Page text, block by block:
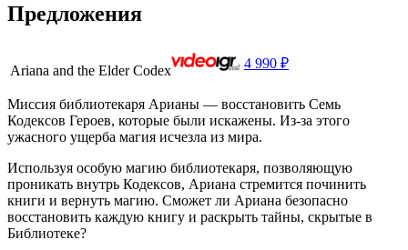
Предложения
Ariana and the Elder Codex 4 990 ₽
Миссия библиотекаря Арианы — восстановить Семь
Кодексов Героев, которые были искажены. Из-за этого
ужасного ущерба магия исчезла из мира.
Используя особую магию библиотекаря, позволяющую
проникать внутрь Кодексов, Ариана стремится починить
книги и вернуть магию. Сможет ли Ариана безопасно
восстановить каждую книгу и раскрыть тайны, скрытые в
Библиотеке?